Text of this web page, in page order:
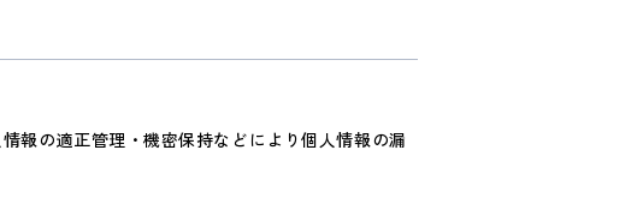
報の適正管理・機密保持などにより個人情報の漏